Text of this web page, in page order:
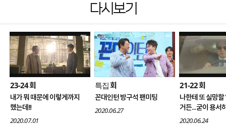
다시보기
23-24회
내가 뭐 때문에 이렇게까지
했는데!!
2020.07.01
특집회
꼰대인턴 방구석 팬미팅
2020.06.27
21-22회
나한테 또 실망할
거든...굳이 용서
지 마라.
2020.06.24